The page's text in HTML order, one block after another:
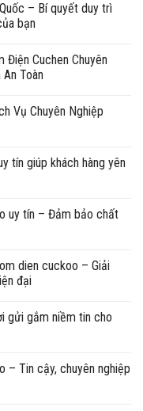
– Bí quyết duy trì
bạn
Điện Cuchen Chuyên
Toàn
Vụ Chuyên Nghiệp
tín giúp khách hàng yên
uy tín – Đảm bảo chất
dien cuckoo – Giải
đại
gửi gắm niềm tin cho
– Tin cậy, chuyên nghiệp